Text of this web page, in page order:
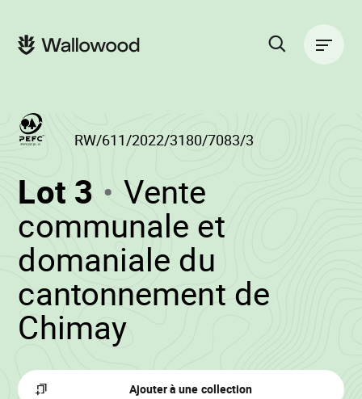
contenu
navigation
principale
Lot 3(RW/611/2022/
-
Vente
communale et
domaniale du
cantonnement de
Chimay•
Wallowood
RW/611/2022/3180/7083/3
Ajouter à une collection
principale